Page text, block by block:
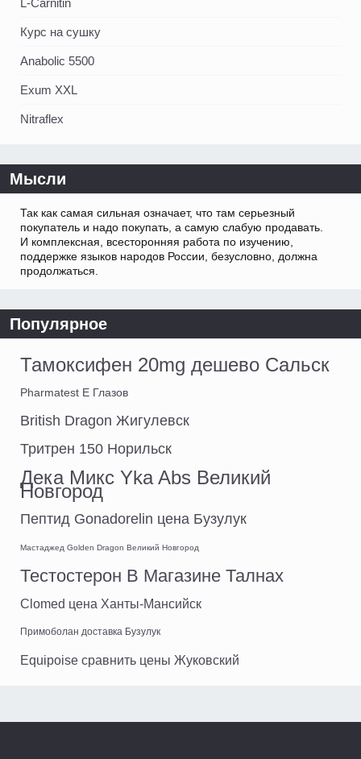
L-Carnitin
Курс на сушку
Anabolic 5500
Exum XXL
Nitraflex
Мысли
Так как самая сильная означает, что там серьезный
покупатель и надо покупать, а самую слабую продавать.
И комплексная, всесторонняя работа по изучению,
поддержке языков народов России, безусловно, должна
продолжаться.
Популярное
Тамоксифен 20mg дешево Сальск
Pharmatest E Глазов
British Dragon Жигулевск
Тритрен 150 Норильск
Дека Микс Yka Abs Великий
Новгород
Пептид Gonadorelin цена Бузулук
Мастаджед Golden Dragon Великий Новгород
Тестостерон В Магазине Талнах
Clomed цена Ханты-Мансийск
Примоболан доставка Бузулук
Equipoise сравнить цены Жуковский